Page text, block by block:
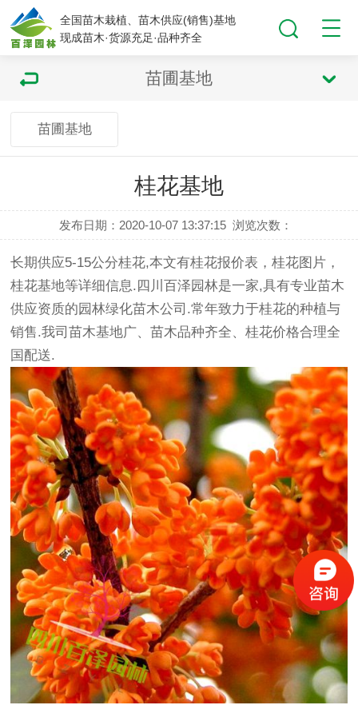
全国苗木栽植、苗木供应(销售)基地
现成苗木·货源充足·品种齐全
苗圃基地
苗圃基地
桂花基地
发布日期：2020-10-07 13:37:15 浏览次数：
长期供应5-15公分桂花,本文有桂花报价表，桂花图片，
桂花基地等详细信息.四川百泽园林是一家,具有专业苗木
供应资质的园林绿化苗木公司.常年致力于桂花的种植与
销售.我司苗木基地广、苗木品种齐全、桂花价格合理全
国配送.